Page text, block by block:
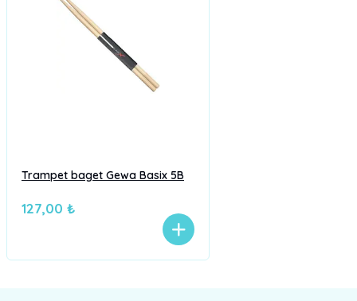
Trampet baget Gewa Basix 5B
127,00 ₺